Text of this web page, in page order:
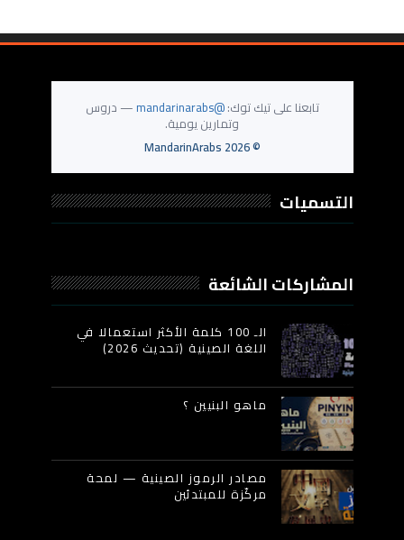
تابعنا على تيك توك:@mandarinarabs — دروس
وتمارين يومية.
©
2026
التسميات
المشاركات الشائعة
الـ 100 كلمة الأكثر استعمالا في
اللغة الصينية (تحديث 2026)
ماهو البنيين ؟
مصادر الرموز الصينية — لمحة
مركّزة للمبتدئين